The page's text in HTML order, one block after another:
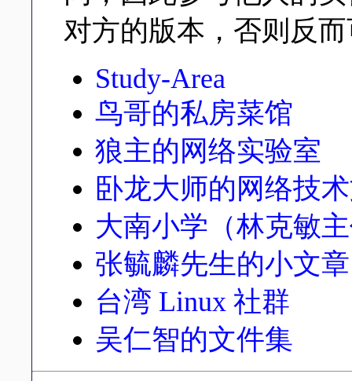
对方的版本，否则反
Study-Area
鸟哥的私房菜馆
狼主的网络实验室
卧龙大师的网络技
大南小学（林克敏
张毓麟先生的小文章
台湾 Linux 社群
吴仁智的文件集